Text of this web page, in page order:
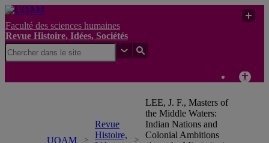
Faculté des sciences humaines
Revue Histoire, Idées, Sociétés
UQAM
Revue
Histoire,
LEE, J. F., Masters of
the Middle Waters:
Indian Nations and
Colonial Ambitions